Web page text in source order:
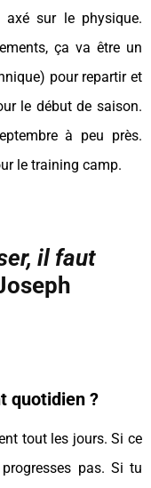
axé sur le physique.
ça va être un
pour repartir et
le début de saison.
à peu près.
le training camp.
il faut
quotidien ?
tout les jours. Si ce
pas. Si tu